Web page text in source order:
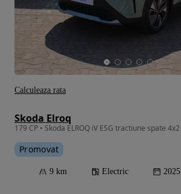
Skoda Elroq
179 CP • Skoda ELROQ iV ESG tractiune spate 4x2
Promovat
9 km Electric 2025
Calculeaza rata